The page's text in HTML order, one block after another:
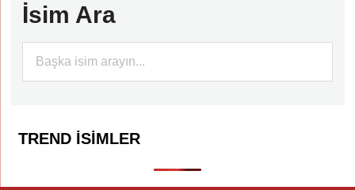
İsim Ara
TREND İSIMLER